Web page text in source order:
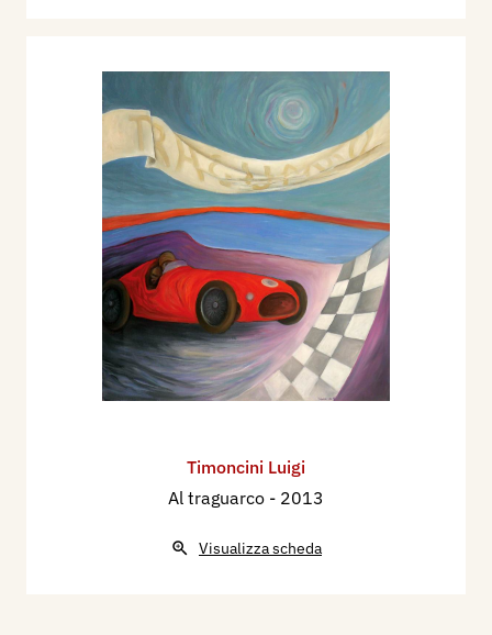
Timoncini Luigi
Al traguarco - 2013
Visualizza scheda